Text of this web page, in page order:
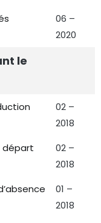
06 –
2020
le
02 –
2018
départ
02 –
2018
01 –
2018